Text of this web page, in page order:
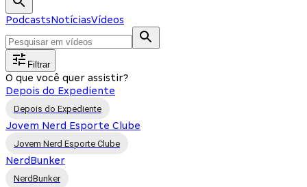
PodcastsNotíciasVídeos
Filtrar
O que você quer assistir?
Depois do Expediente
Depois do Expediente
Jovem Nerd Esporte Clube
Jovem Nerd Esporte Clube
NerdBunker
NerdBunker